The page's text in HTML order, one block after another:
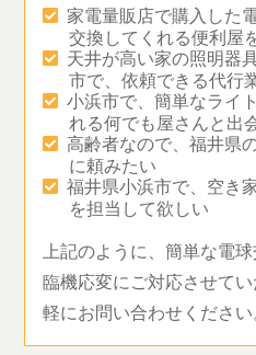
家電量販店で購入した
交換してくれる便利屋
天井が高い家の照明器
市で、依頼できる代行
小浜市で、簡単なライ
れる何でも屋さんと出
高齢者なので、福井県
に頼みたい
福井県小浜市で、空き
を担当して欲しい
上記のように、簡単な電球
臨機応変にご対応させて
軽にお問い合わせください